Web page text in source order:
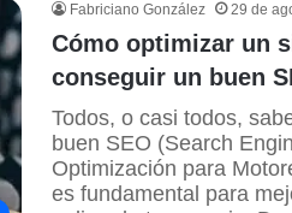
Fabriciano González 29 de
Cómo optimizar un
conseguir un buen
Todos, o casi todos,
buen SEO (Search
Optimización para
es fundamental para